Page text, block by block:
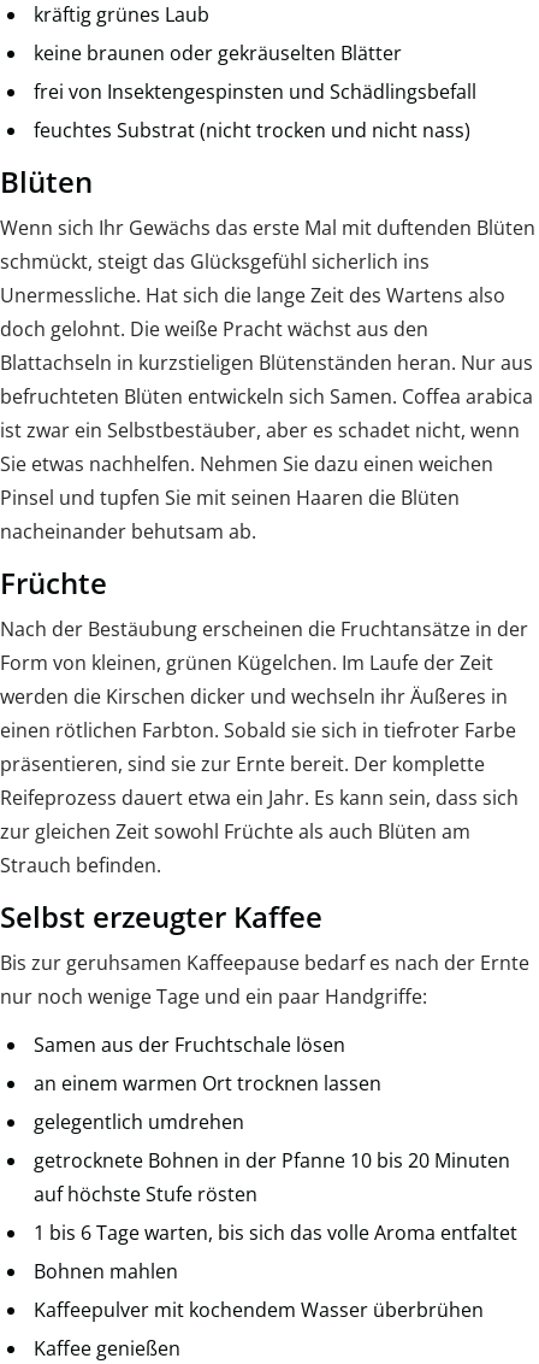
kräftig grünes Laub
keine braunen oder gekräuselten Blätter
frei von Insektengespinsten und Schädlingsbefall
feuchtes Substrat (nicht trocken und nicht nass)
Blüten
Wenn sich Ihr Gewächs das erste Mal mit duftenden Blüten
schmückt, steigt das Glücksgefühl sicherlich ins
Unermessliche. Hat sich die lange Zeit des Wartens also
doch gelohnt. Die weiße Pracht wächst aus den
Blattachseln in kurzstieligen Blütenständen heran. Nur aus
befruchteten Blüten entwickeln sich Samen. Coffea arabica
ist zwar ein Selbstbestäuber, aber es schadet nicht, wenn
Sie etwas nachhelfen. Nehmen Sie dazu einen weichen
Pinsel und tupfen Sie mit seinen Haaren die Blüten
nacheinander behutsam ab.
Früchte
Nach der Bestäubung erscheinen die Fruchtansätze in der
Form von kleinen, grünen Kügelchen. Im Laufe der Zeit
werden die Kirschen dicker und wechseln ihr Äußeres in
einen rötlichen Farbton. Sobald sie sich in tiefroter Farbe
präsentieren, sind sie zur Ernte bereit. Der komplette
Reifeprozess dauert etwa ein Jahr. Es kann sein, dass sich
zur gleichen Zeit sowohl Früchte als auch Blüten am
Strauch befinden.
Selbst erzeugter Kaffee
Bis zur geruhsamen Kaffeepause bedarf es nach der Ernte
nur noch wenige Tage und ein paar Handgriffe:
Samen aus der Fruchtschale lösen
an einem warmen Ort trocknen lassen
gelegentlich umdrehen
getrocknete Bohnen in der Pfanne 10 bis 20 Minuten
auf höchste Stufe rösten
1 bis 6 Tage warten, bis sich das volle Aroma entfaltet
Bohnen mahlen
Kaffeepulver mit kochendem Wasser überbrühen
Kaffee genießen